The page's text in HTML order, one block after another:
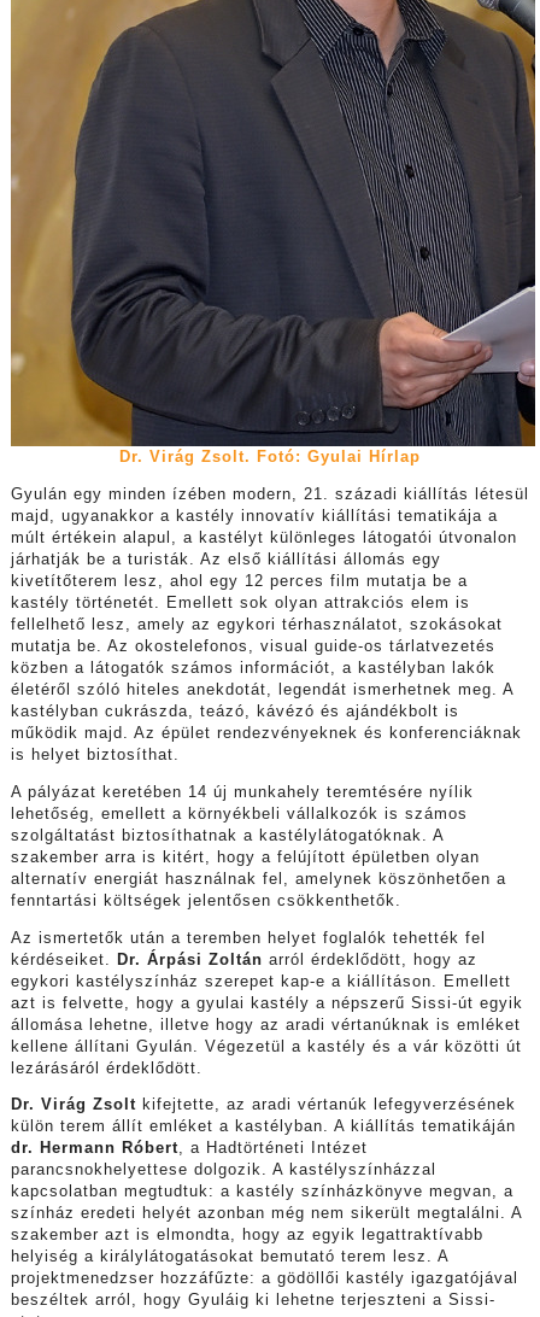
Dr. Virág Zsolt. Fotó: Gyulai Hírlap
Gyulán egy minden ízében modern, 21. századi kiállítás létesül
majd, ugyanakkor a kastély innovatív kiállítási tematikája a
múlt értékein alapul, a kastélyt különleges látogatói útvonalon
járhatják be a turisták. Az első kiállítási állomás egy
kivetítőterem lesz, ahol egy 12 perces film mutatja be a
kastély történetét. Emellett sok olyan attrakciós elem is
fellelhető lesz, amely az egykori térhasználatot, szokásokat
mutatja be. Az okostelefonos, visual guide-os tárlatvezetés
közben a látogatók számos információt, a kastélyban lakók
életéről szóló hiteles anekdotát, legendát ismerhetnek meg. A
kastélyban cukrászda, teázó, kávézó és ajándékbolt is
működik majd. Az épület rendezvényeknek és konferenciáknak
is helyet biztosíthat.
A pályázat keretében 14 új munkahely teremtésére nyílik
lehetőség, emellett a környékbeli vállalkozók is számos
szolgáltatást biztosíthatnak a kastélylátogatóknak. A
szakember arra is kitért, hogy a felújított épületben olyan
alternatív energiát használnak fel, amelynek köszönhetően a
fenntartási költségek jelentősen csökkenthetők.
Az ismertetők után a teremben helyet foglalók tehették fel
kérdéseiket.
Dr. Árpási Zoltán arról érdeklődött, hogy az
egykori kastélyszínház szerepet kap-e a kiállításon. Emellett
azt is felvette, hogy a gyulai kastély a népszerű Sissi-út egyik
állomása lehetne, illetve hogy az aradi vértanúknak is emléket
kellene állítani Gyulán. Végezetül a kastély és a vár közötti út
lezárásáról érdeklődött.
Dr. Virág Zsoltkifejtette, az aradi vértanúk lefegyverzésének
külön terem állít emléket a kastélyban. A kiállítás tematikáján
dr. Hermann Róbert, a Hadtörténeti Intézet
parancsnokhelyettese dolgozik. A kastélyszínházzal
kapcsolatban megtudtuk: a kastély színházkönyve megvan, a
színház eredeti helyét azonban még nem sikerült megtalálni. A
szakember azt is elmondta, hogy az egyik legattraktívabb
helyiség a királylátogatásokat bemutató terem lesz. A
projektmenedzser hozzáfűzte: a gödöllői kastély igazgatójával
beszéltek arról, hogy Gyuláig ki lehetne terjeszteni a Sissi-